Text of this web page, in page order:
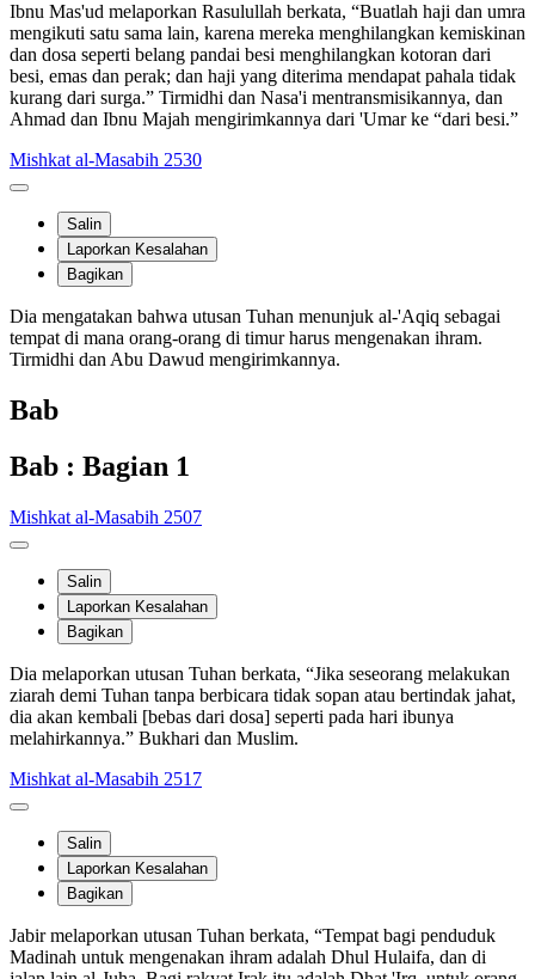
Ibnu Mas'ud melaporkan Rasulullah berkata, “Buatlah haji dan umra
mengikuti satu sama lain, karena mereka menghilangkan kemiskinan
dan dosa seperti belang pandai besi menghilangkan kotoran dari
besi, emas dan perak; dan haji yang diterima mendapat pahala tidak
kurang dari surga.” Tirmidhi dan Nasa'i mentransmisikannya, dan
Ahmad dan Ibnu Majah mengirimkannya dari 'Umar ke “dari besi.”
Mishkat al-Masabih 2530
Salin
Laporkan Kesalahan
Bagikan
Dia mengatakan bahwa utusan Tuhan menunjuk al-'Aqiq sebagai
tempat di mana orang-orang di timur harus mengenakan ihram.
Tirmidhi dan Abu Dawud mengirimkannya.
Bab
Bab : Bagian 1
Mishkat al-Masabih 2507
Salin
Laporkan Kesalahan
Bagikan
Dia melaporkan utusan Tuhan berkata, “Jika seseorang melakukan
ziarah demi Tuhan tanpa berbicara tidak sopan atau bertindak jahat,
dia akan kembali [bebas dari dosa] seperti pada hari ibunya
melahirkannya.” Bukhari dan Muslim.
Mishkat al-Masabih 2517
Salin
Laporkan Kesalahan
Bagikan
Jabir melaporkan utusan Tuhan berkata, “Tempat bagi penduduk
Madinah untuk mengenakan ihram adalah Dhul Hulaifa, dan di